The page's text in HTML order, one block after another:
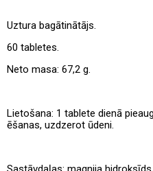
Uztura bagātinātājs.
60 tabletes.
Neto masa: 67,2 g.
Lietošana: 1 tablete dienā
ēšanas, uzdzerot ūdeni.